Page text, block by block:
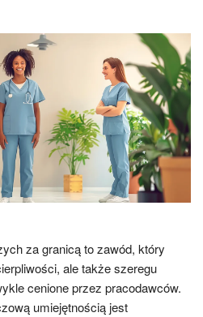
za granicą to zawód, który
ale także szeregu
cenione przez pracodawców.
umiejętnością jest